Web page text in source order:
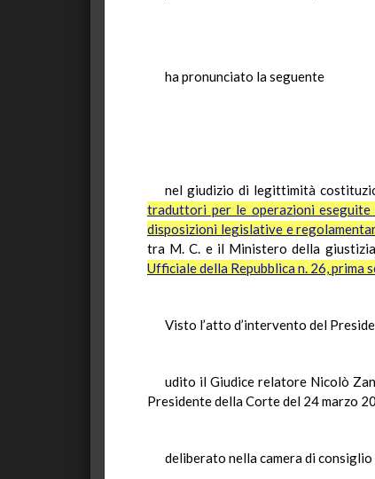
ha pronunciato la seguente
nel giudizio di legittimità
traduttori per le operazioni eseguite
disposizioni legislative e
tra M. C. e il Ministero della
Ufficiale della Repubblica n. 26, prima
Visto l’atto d’intervento del
udito il Giudice relatore Nicolò
Presidente della Corte del 24 marzo
deliberato nella camera di consiglio